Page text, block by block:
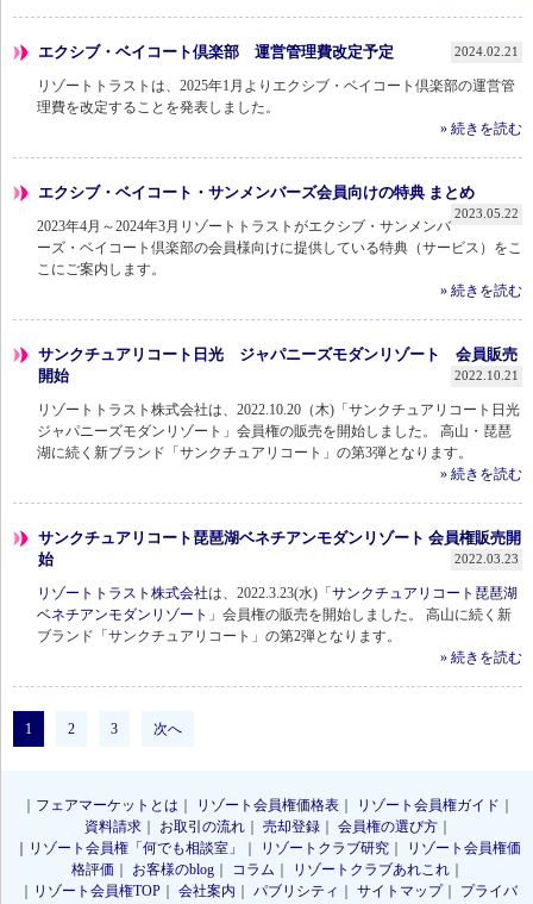
エクシブ・ベイコート倶楽部 運営管理費改定予定 2024.02.21
リゾートトラストは、2025年1月よりエクシブ・ベイコート倶楽部の運営管
理費を改定することを発表しました。
» 続きを読む
エクシブ・ベイコート・サンメンバーズ会員向けの特典 まとめ
2023.05.22
2023年4月～2024年3月リゾートトラストがエクシブ・サンメンバ
ーズ・ベイコート倶楽部の会員様向けに提供している特典（サービス）をこ
こにご案内します。
» 続きを読む
サンクチュアリコート日光 ジャパニーズモダンリゾート 会員販売
開始
2022.10.21
リゾートトラスト株式会社は、2022.10.20（木)「サンクチュアリコート日光
ジャパニーズモダンリゾート」会員権の販売を開始しました。 高山・琵琶
湖に続く新ブランド「サンクチュアリコート」の第3弾となります。
» 続きを読む
サンクチュアリコート琵琶湖ベネチアンモダンリゾート 会員権販売開
始
2022.03.23
リゾートトラスト株式会社は、2022.3.23(水)「 サンクチュアリコート琵琶湖
ベネチアンモダンリゾート 」会員権の販売を開始しました。 高山に続く新
ブランド「サンクチュアリコート」の第2弾となります。
» 続きを読む
1 2 3 次へ
フェアマーケットとは リゾート会員権価格表 リゾート会員権ガイド
資料請求｜ お取引の流れ｜ 売却登録｜ 会員権の選び方｜
｜リゾート会員権「何でも相談室」
リゾートクラブ研究
リゾート会員権価
格評価
お客様のblog コラム リゾートクラブあれこれ
リゾート会員権TOP｜ 会社案内 パブリシティ サイトマップ｜ プライバ